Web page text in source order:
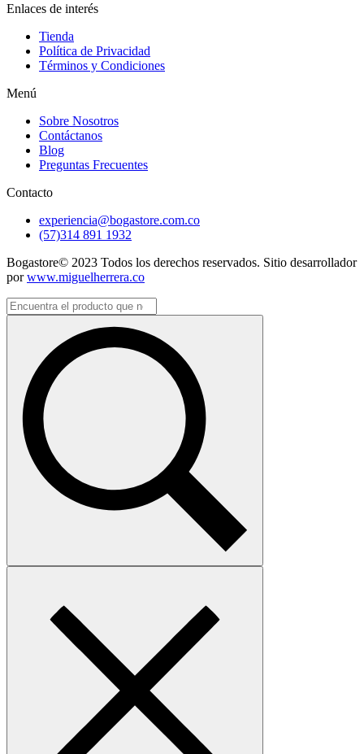
Enlaces de interés
Tienda
Política de Privacidad
Términos y Condiciones
Menú
Sobre Nosotros
Contáctanos
Blog
Preguntas Frecuentes
Contacto
experiencia@bogastore.com.co
(57)314 891 1932
Bogastore© 2023 Todos los derechos reservados. Sitio desarrollador
porwww.miguelherrera.co